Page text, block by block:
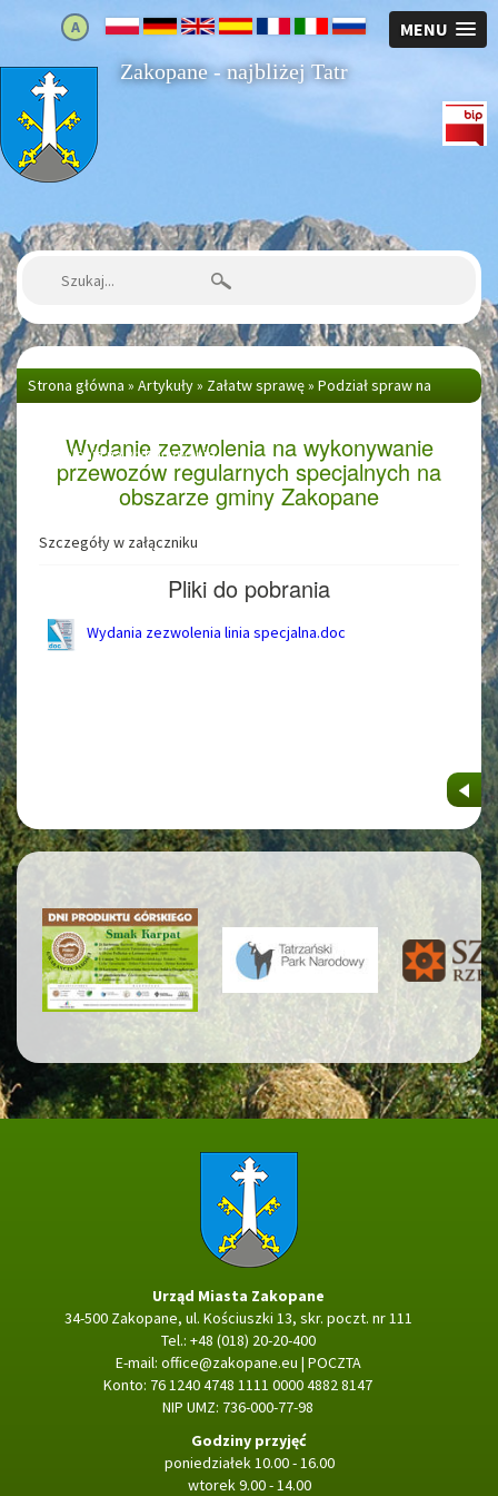
MENU
A
Strona główna Zakopane - najbliżej Tatr
Szukaj:
Strona główna » Artykuły» Załatw sprawę» Podział spraw na
zezwolenia na wykonywanie...
Wydanie zezwolenia na wykonywanie
przewozów regularnych specjalnych na
obszarze gminy Zakopane
Szczegóły w załączniku
Pliki do pobrania
Wydania zezwolenia linia specjalna.doc
Strona główna
Urząd Miasta Zakopane
34-500 Zakopane, ul. Kościuszki 13, skr. poczt. nr 111
Tel.: +48 (018) 20-20-400
E-mail: office@zakopane.eu | POCZTA
Konto: 76 1240 4748 1111 0000 4882 8147
NIP UMZ: 736-000-77-98
Godziny przyjęć
poniedziałek 10.00 - 16.00
wtorek 9.00 - 14.00